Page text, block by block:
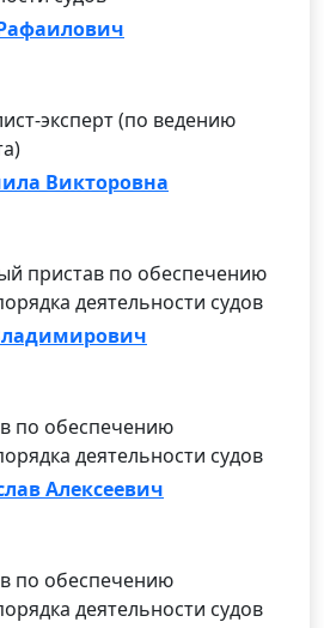
эксперт (по ведению
Викторовна
пристав по обеспечению
деятельности судов
по обеспечению
деятельности судов
Алексеевич
по обеспечению
деятельности судов